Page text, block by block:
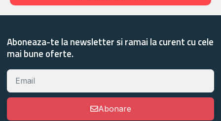
Aboneaza-te la newsletter si ramai la curent cu cele
mai bune oferte.
Abonare